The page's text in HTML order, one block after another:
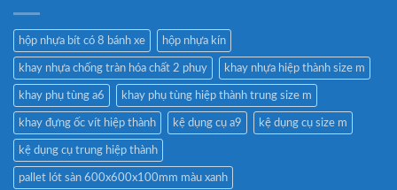
hộp nhựa bít có 8 bánh xe hộp nhựa kín
khay nhựa chống tràn hóa chất 2 phuy khay nhựa hiệp thành size m
khay phụ tùng a6 khay phụ tùng hiệp thành trung size m
khay đựng ốc vít hiệp thành kệ dụng cụ a9 kệ dụng cụ size m
kệ dụng cụ trung hiệp thành
pallet lót sàn 600x600x100mm màu xanh